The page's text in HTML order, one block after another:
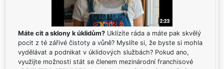
Máte cit a sklony k úklidům? Uklízíte ráda a máte pak skvělý
pocit z té zářivé čistoty a vůně? Myslíte si, že byste si mohla
vydělávat a podnikat v úklidových službách? Pokud ano,
využijte možnosti stát se členem mezinárodní franchisové